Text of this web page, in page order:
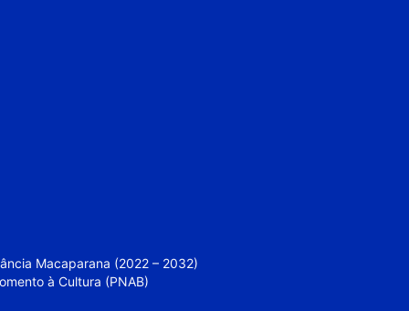
Macaparana (2022 – 2032)
à Cultura (PNAB)